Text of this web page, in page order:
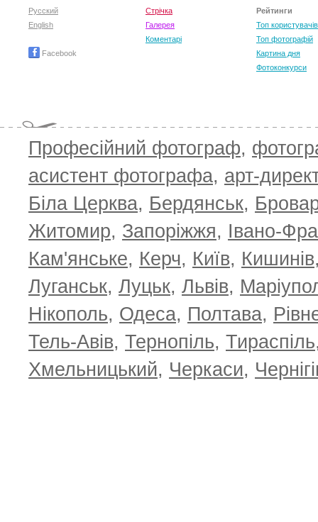
Русский
English
Facebook
Стрічка
Галерея
Коментарі
Рейтинги
Топ користувачів
Топ фотографій
Картина дня
Фотоконкурси
Професійний фотограф,
асистент фотографа, арт-
Біла Церква, Бердянськ,
Житомир, Запоріжжя, Івано-
Кам'янське, Керч, Київ, Кишинів
Луганськ, Луцьк, Львів,
Нікополь, Одеса, Полтава,
Тель-Авів, Тернопіль, Тираспіль
Хмельницький, Черкаси,